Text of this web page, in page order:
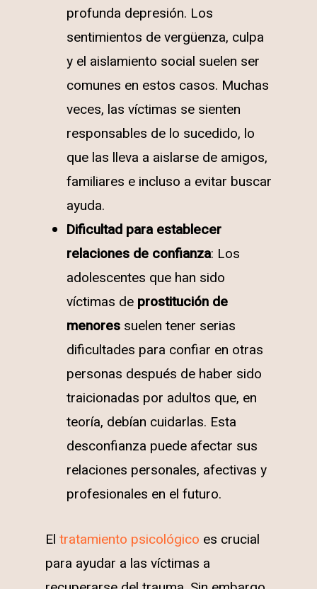
profunda depresión. Los
sentimientos de vergüenza, culpa
y el aislamiento social suelen ser
comunes en estos casos. Muchas
veces, las víctimas se sienten
responsables de lo sucedido, lo
que las lleva a aislarse de amigos,
familiares e incluso a evitar buscar
ayuda.
Dificultad para establecer
relaciones de confianza: Los
adolescentes que han sido
víctimas de prostitución de
menores suelen tener serias
dificultades para confiar en otras
personas después de haber sido
traicionadas por adultos que, en
teoría, debían cuidarlas. Esta
desconfianza puede afectar sus
relaciones personales, afectivas y
profesionales en el futuro.
El tratamiento psicológico es crucial
para ayudar a las víctimas a